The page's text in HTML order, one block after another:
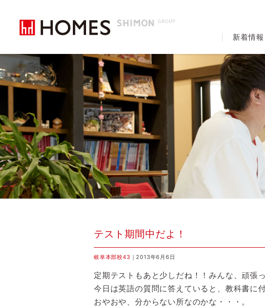
新着情報
テスト期間中だよ！
岐阜本部校43 ｜2013年6月6日
定期テストもあと少しだね！！みんな、頑張っ
今日は英語の質問に答えていると、教科書に
おやおや、分からない所なのかな・・・。